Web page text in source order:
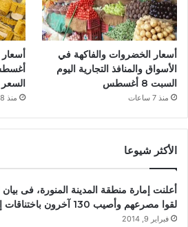
أسعار الخضروات والفاكهة في
الأسواق والمنافذ التجارية اليوم
السبت 8 أغسطس
منذ 7 ساعات
السعر
منذ 8 ساعات
الأكثر شيوعا
لقوا مصرعهم وأصيب 130 آخرون باختناقات إثر
فبراير 9, 2014